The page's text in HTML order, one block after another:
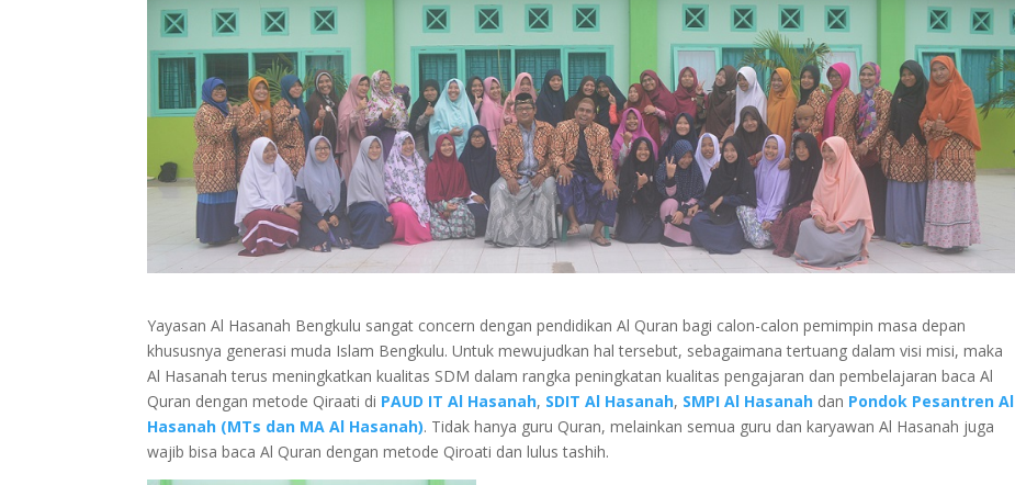
Yayasan Al Hasanah Bengkulu sangat concern dengan pendidikan Al Quran bagi calon-calon pemimpin masa depan
khususnya generasi muda Islam Bengkulu. Untuk mewujudkan hal tersebut, sebagaimana tertuang dalam visi misi, maka
Al Hasanah terus meningkatkan kualitas SDM dalam rangka peningkatan kualitas pengajaran dan pembelajaran baca Al
Quran dengan metode Qiraati di PAUD IT Al Hasanah, SDIT Al Hasanah, SMPI Al Hasanah dan Pondok Pesantren Al
Hasanah (MTs dan MA Al Hasanah). Tidak hanya guru Quran, melainkan semua guru dan karyawan Al Hasanah juga
wajib bisa baca Al Quran dengan metode Qiroati dan lulus tashih.